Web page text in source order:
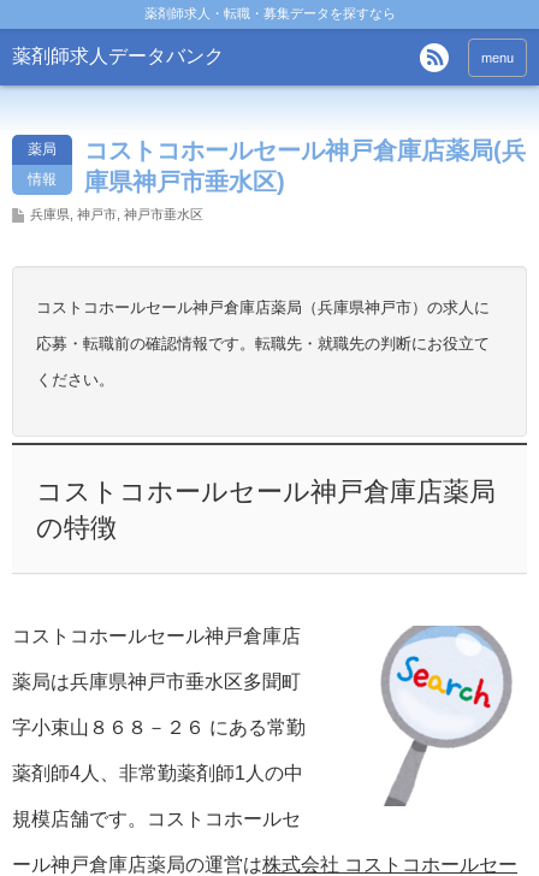
薬剤師求人・転職・募集データを探すなら
薬剤師求人データバンク menu
薬局
情報
コストコホールセール神戸倉庫店薬局(兵
庫県神戸市垂水区)
兵庫県 神戸市 神戸市垂水区
コストコホールセール神戸倉庫店薬局（兵庫県神戸市）の求人に
応募・転職前の確認情報です。転職先・就職先の判断にお役立て
ください。
コストコホールセール神戸倉庫店薬局
の特徴
コストコホールセール神戸倉庫店
薬局は兵庫県神戸市垂水区多聞町
字小束山８６８－２６ にある常勤
薬剤師4人、非常勤薬剤師1人の中
規模店舗です。コストコホールセ
ール神戸倉庫店薬局の運営は株式会社 コストコホールセー